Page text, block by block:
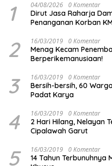
1 04/08/2026 0 Komentar
Dirut Jasa Raharja
Penanganan Korban
2 16/03/2019 0 Komentar
Menag Kecam
Berperikemanusiaan!
3 16/03/2019 0 Komentar
Bersih-bersih, 60
Padat Karya
4 16/03/2019 0 Komentar
2 Hari Hilang, Nelayan
Cipalawah Garut
5 16/03/2019 0 Komentar
14 Tahun Terbunuhnya